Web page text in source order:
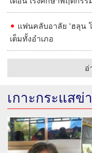
แฟนคลับอาลัย 'ฮลุน
เต็มทั้งอำเภอ
อ่
เกาะกระแสข่